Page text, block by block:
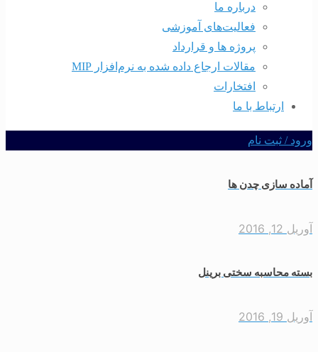
درباره ما
فعالیت‌های آموزشی
پروژه ها و قرارداد
مقالات ارجاع داده شده به نرم‌افزار MIP
افتخارات
ارتباط با ما
/ ثبت نام
سازی چدن ها
12, 2016
محاسبه سختی برینل
19, 2016